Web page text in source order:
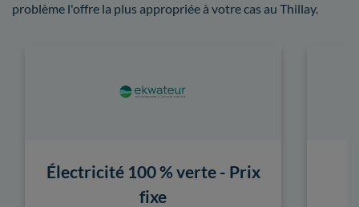
problème l'offre la plus appropriée à votre cas au Thillay.
Électricité 100 % verte - Prix
fixe